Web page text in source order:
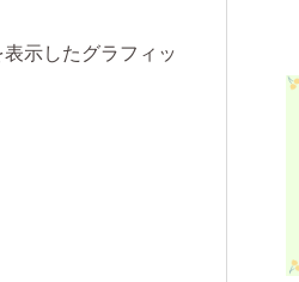
示したグラフィッ